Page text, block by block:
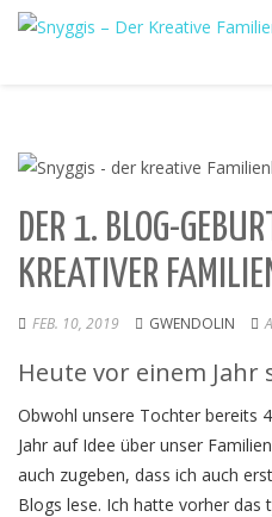
DER 1. BLOG-
KREATIVER
FEB. 10, 2019 GWENDOLIN
Heute vor einem
Obwohl unsere Tochter bereits
Jahr auf Idee über unser
auch zugeben, dass ich auch
Blogs lese. Ich hatte vorher das